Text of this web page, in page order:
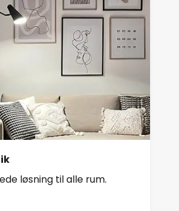
løsning til alle rum.